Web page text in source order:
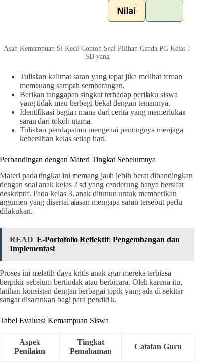
Asah Kemampuan Si Kecil Contoh Soal Pilihan Ganda PG Kelas 1
SD yang
Tuliskan kalimat saran yang tepat jika melihat teman
membuang sampah sembarangan.
Berikan tanggapan singkat terhadap perilaku siswa
yang tidak mau berbagi bekal dengan temannya.
Identifikasi bagian mana dari cerita yang memerlukan
saran dari tokoh utama.
Tuliskan pendapatmu mengenai pentingnya menjaga
kebersihan kelas setiap hari.
Perbandingan dengan Materi Tingkat Sebelumnya
Materi pada tingkat ini memang jauh lebih berat dibandingkan
dengan soal anak kelas 2 sd yang cenderung hanya bersifat
deskriptif. Pada kelas 3, anak dituntut untuk memberikan
argumen yang disertai alasan mengapa saran tersebut perlu
dilakukan.
READ E-Portofolio Reflektif: Pengembangan dan
Implementasi
Proses ini melatih daya kritis anak agar mereka terbiasa
berpikir sebelum bertindak atau berbicara. Oleh karena itu,
latihan konsisten dengan berbagai topik yang ada di sekitar
sangat disarankan bagi para pendidik.
Tabel Evaluasi Kemampuan Siswa
Aspek
Penilaian
Tingkat
Pemahaman
Catatan Guru